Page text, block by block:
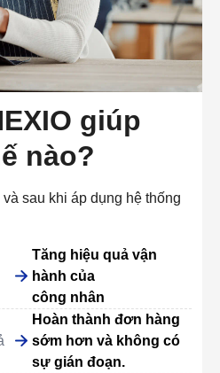
giúp
nào?
sau khi áp dụng hệ thống
Tăng hiệu quả vận
hành của
công nhân
Hoàn thành đơn hàng
sớm hơn và không có
sự gián đoạn.